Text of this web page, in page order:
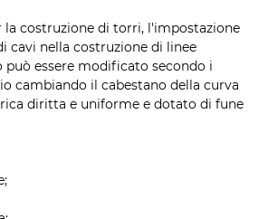
la costruzione di torri, l'impostazione
cavi nella costruzione di linee
può essere modificato secondo i
cambiando il cabestano della curva
diritta e uniforme e dotato di fune